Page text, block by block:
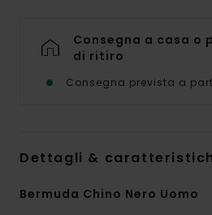
Consegna a casa o
di ritiro
Consegna prevista a
Dettagli &
Bermuda Chino Nero Uomo